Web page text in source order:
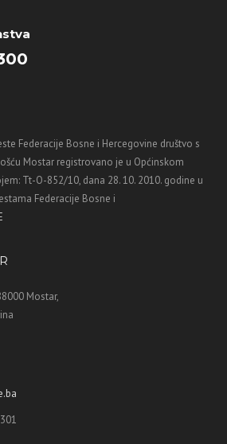
Federacije Bosne i Hercegovine društvo s
Mostar registrovano je u Općinskom
Tt-O-852/10, dana 28. 10. 2010. godine u
Federacije Bosne i
Mostar,